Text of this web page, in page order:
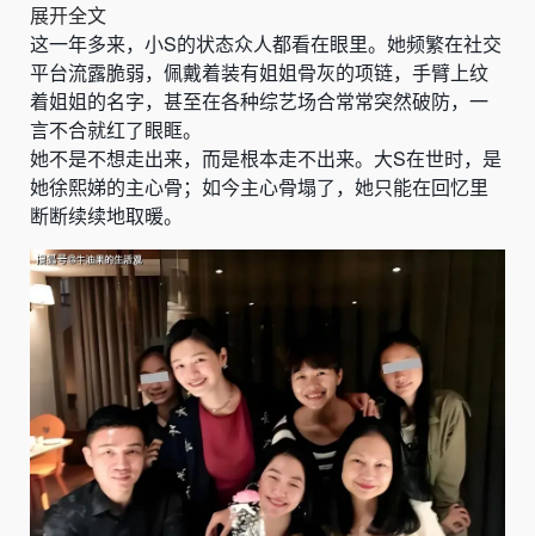
展开全文
这一年多来，小S的状态众人都看在眼里。她频繁在社交
平台流露脆弱，佩戴着装有姐姐骨灰的项链，手臂上纹
着姐姐的名字，甚至在各种综艺场合常常突然破防，一
言不合就红了眼眶。
她不是不想走出来，而是根本走不出来。大S在世时，是
她徐熙娣的主心骨；如今主心骨塌了，她只能在回忆里
断断续续地取暖。